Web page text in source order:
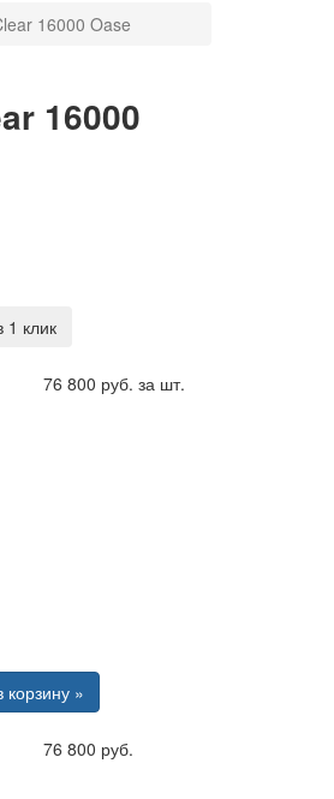
16000 Oase
16000
1 клик
76 800 руб. за шт.
корзину »
76 800 руб.